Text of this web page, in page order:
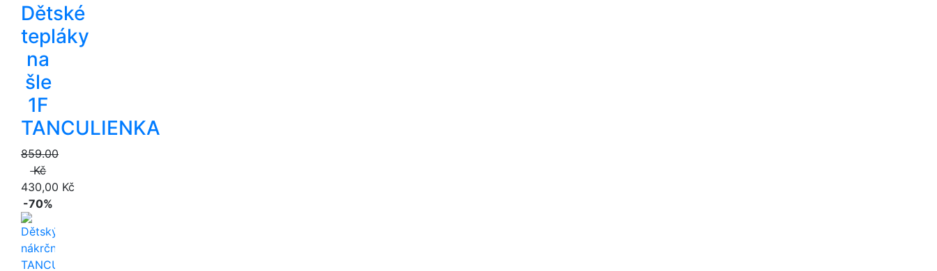
Dětské
tepláky
na
šle
1F
TANCULIENKA
859.00
Kč
430,00 Kč
-70%